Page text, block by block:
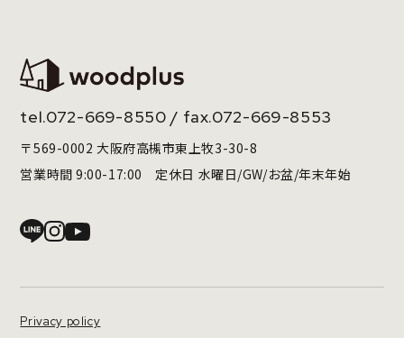
tel.072-669-8550 / fax.072-669-8553
〒569-0002 大阪府高槻市東上牧3-30-8
営業時間 9:00-17:00 定休日 水曜日/GW/お盆/年末年始
Privacy policy